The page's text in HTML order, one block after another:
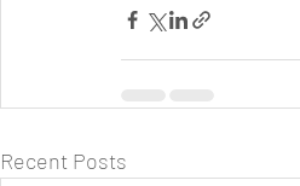
Recent Posts